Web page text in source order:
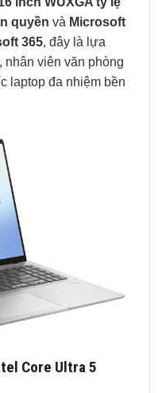
quyền và Microsoft
365, đây là lựa
viên văn phòng
laptop đa nhiệm bền
Core Ultra 5